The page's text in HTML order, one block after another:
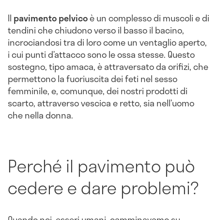
Il pavimento pelvicoè un complesso di muscoli e di
tendini che chiudono verso il basso il bacino,
incrociandosi tra di loro come un ventaglio aperto,
i cui punti d’attacco sono le ossa stesse. Questo
sostegno, tipo amaca, è attraversato da orifizi, che
permettono la fuoriuscita dei feti nel sesso
femminile, e, comunque, dei nostri prodotti di
scarto, attraverso vescica e retto, sia nell’uomo
che nella donna.
Perché il pavimento può
cedere e dare problemi?